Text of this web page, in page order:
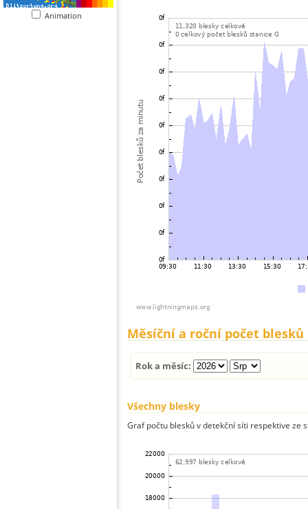
Animation
Měsíční a roční počet blesků
Rok a měsíc:
Všechny blesky
Graf počtu blesků v detekční síti respektive ze